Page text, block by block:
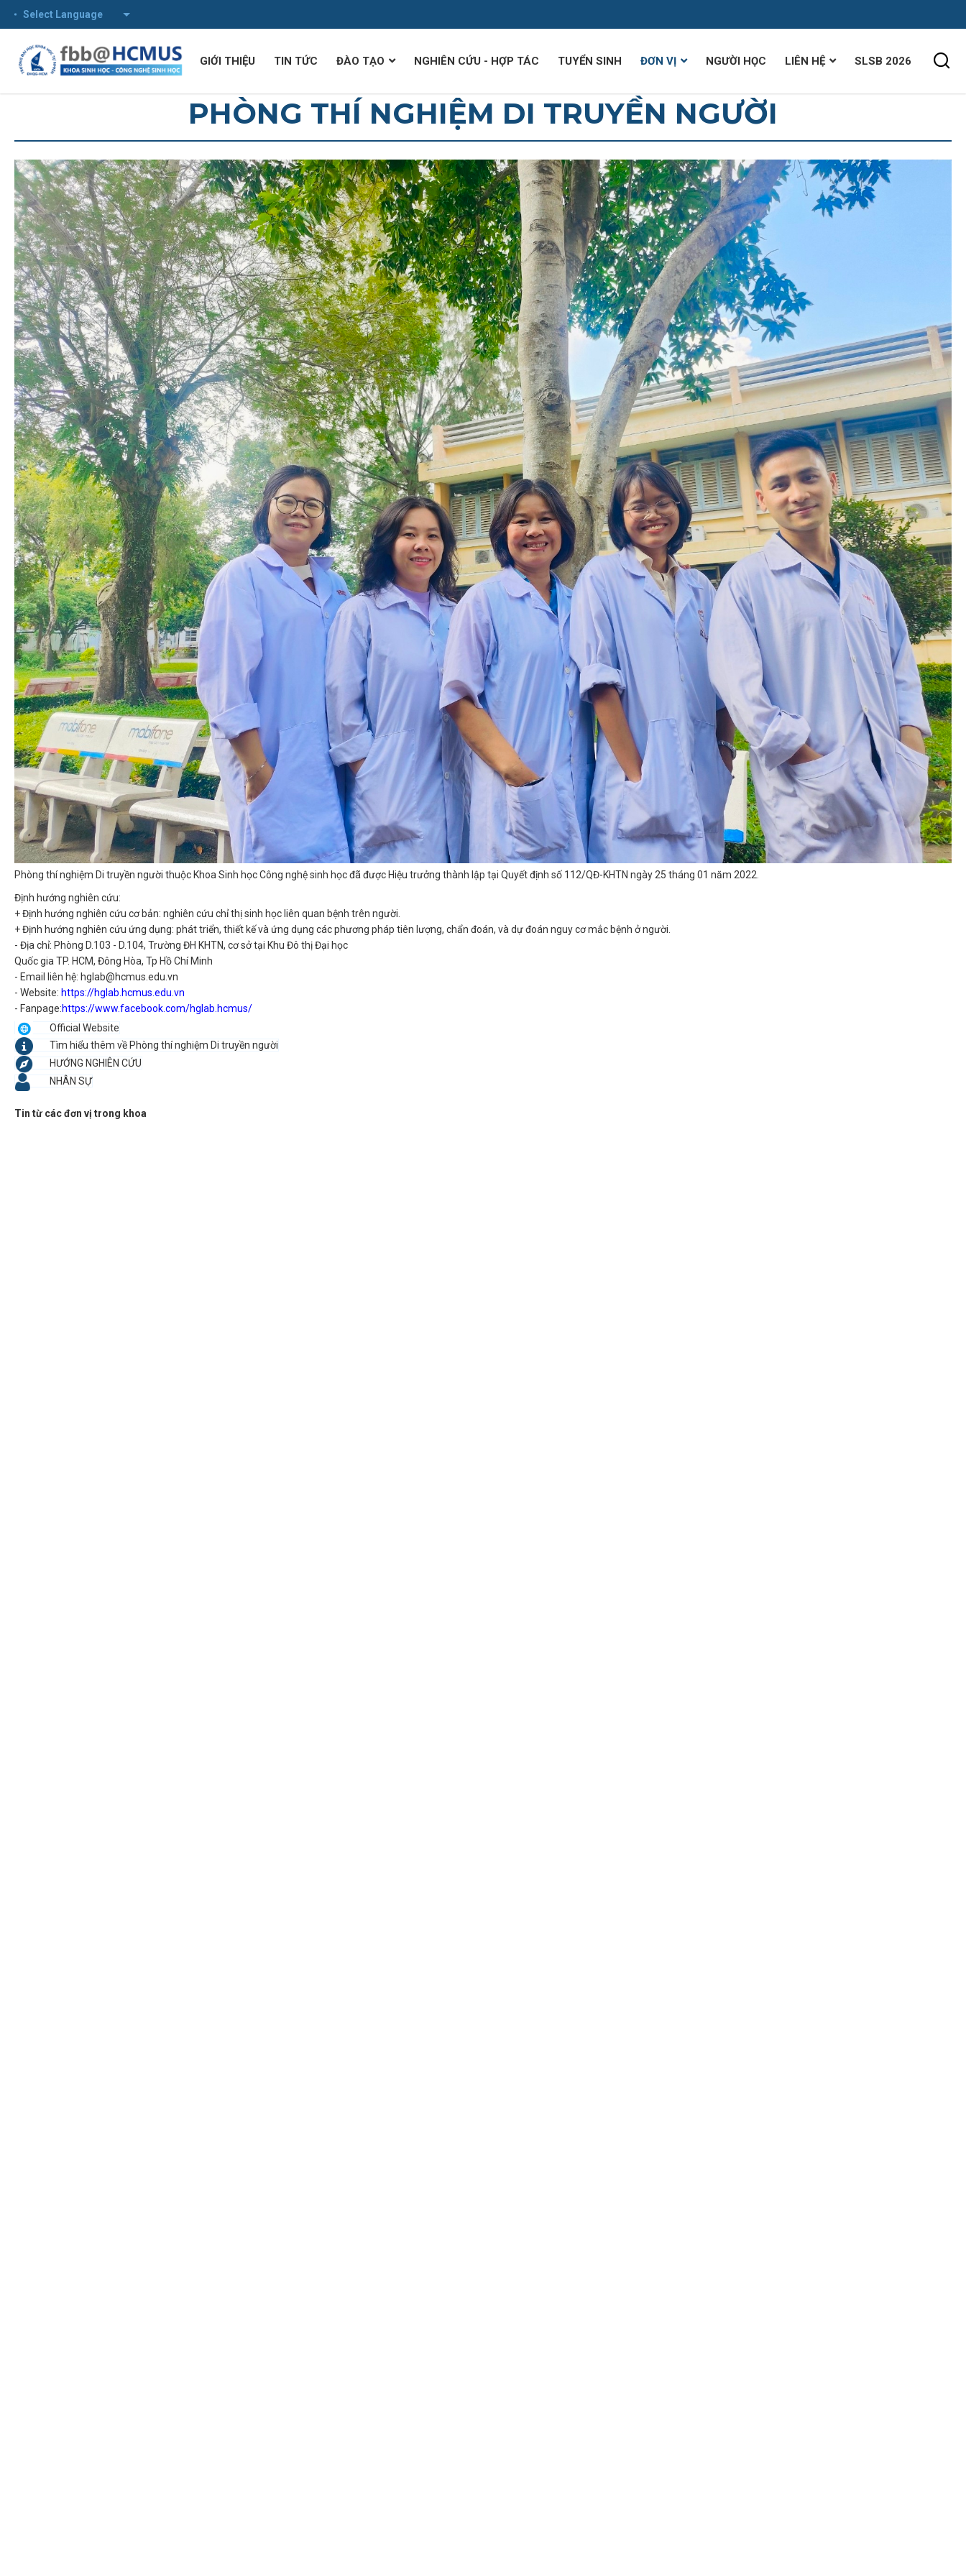
GIỚI THIỆU TIN TỨC ĐÀO TẠO
Đào tạo đại học
NGHIÊN CỨU - HỢP TÁC TUYỂN SINH ĐƠN VỊ NGƯỜI HỌC LIÊN HỆ SLSB 2026
PHÒNG THÍ NGHIỆM DI TRUYỀN NGƯỜI
Phòng thí nghiệm Di truyền người thuộc Khoa Sinh học Công nghệ sinh học đã được Hiệu trưởng thành lập tại Quyết định số 112/QĐ-KHTN ngày 25 tháng 01 năm 2022.
Định hướng nghiên cứu:
+ Định hướng nghiên cứu cơ bản: nghiên cứu chỉ thị sinh học liên quan bệnh trên người.
+ Định hướng nghiên cứu ứng dụng: phát triển, thiết kế và ứng dụng các phương pháp tiên lượng, chẩn đoán, và dự đoán nguy cơ mắc bệnh ở người.
- Địa chỉ: Phòng D.103 - D.104, Trường ĐH KHTN, cơ sở tại Khu Đô thị Đại học
Quốc gia TP. HCM, Đông Hòa, Tp Hồ Chí Minh
- Email liên hệ: hglab@hcmus.edu.vn
- Website: https://hglab.hcmus.edu.vn
- Fanpage:https://www.facebook.com/hglab.hcmus/
Official Website
Tìm hiểu thêm về Phòng thí nghiệm Di truyền người
HƯỚNG NGHIÊN CỨU
NHÂN SỰ
Tin từ các đơn vị trong khoa